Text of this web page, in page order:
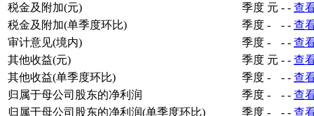
税金及附加(元)
季度 元 - - 查
税金及附加(单季度环比)
季度 - - - 查
审计意见(境内)
季度 - - - 查
其他收益(元)
季度 元 - - 查
其他收益(单季度环比)
季度 - - - 查
归属于母公司股东的净利润
季度 - - - 查
归属于母公司股东的净利润(单季度环比)
季度 - - - 查